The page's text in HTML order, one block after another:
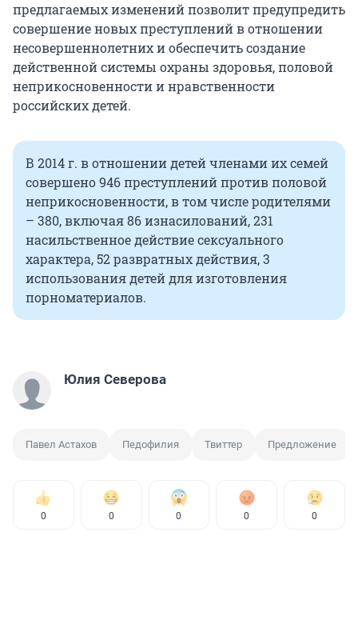
предлагаемых изменений позволит предупредить
совершение новых преступлений в отношении
несовершеннолетних и обеспечить создание
действенной системы охраны здоровья, половой
неприкосновенности и нравственности
российских детей.
В 2014 г. в отношении детей членами их семей
совершено 946 преступлений против половой
неприкосновенности, в том числе родителями
– 380, включая 86 изнасилований, 231
насильственное действие сексуального
характера, 52 развратных действия, 3
использования детей для изготовления
порноматериалов.
Юлия Северова
Павел Астахов Педофилия Твиттер Предложение
0 0 0 0 0